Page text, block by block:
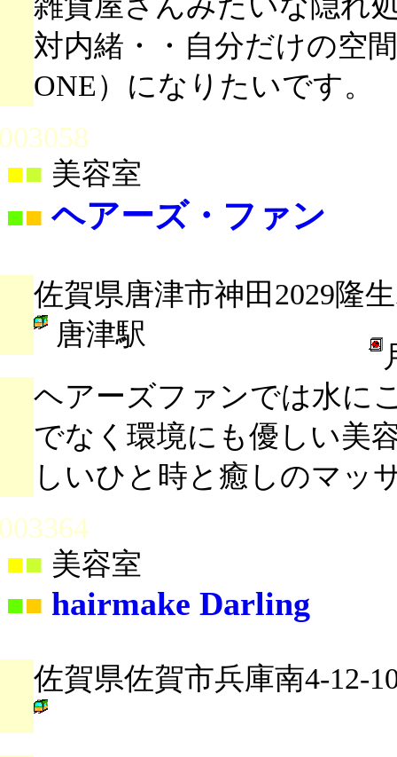
対内緒・・自分だけの空
ONE）になりたいです。
■ 美容室
■■ ヘアーズ・ファン
佐賀県唐津市神田2029隆
唐津駅
ヘアーズファンでは水に
でなく環境にも優しい美
しいひと時と癒しのマッ
■ 美容室
■■ hairmake Darling
佐賀県佐賀市兵庫南4-12-